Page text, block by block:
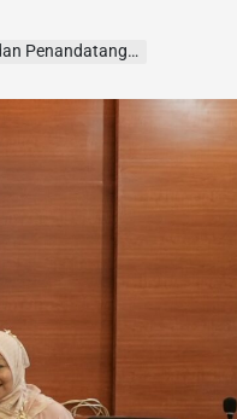
MoA